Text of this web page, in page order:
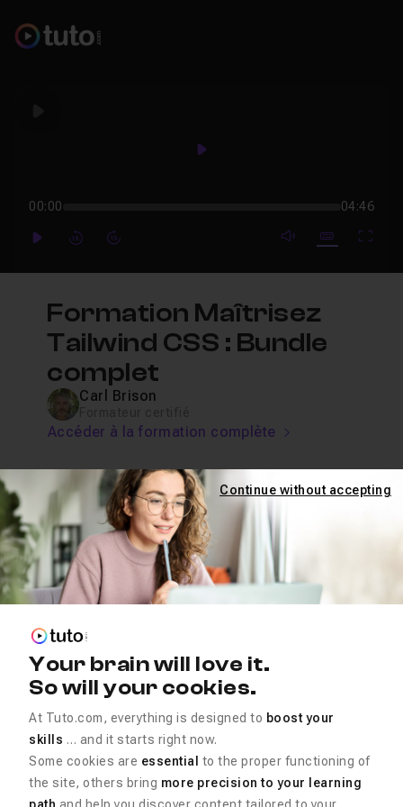
Play
00:00 04:46
PlayForwardForward mute video
Subtitles
Formation Maîtrisez
Tailwind CSS : Bundle
complet
Carl Brison
Accéder à la formation complète